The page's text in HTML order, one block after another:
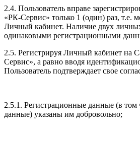
2.4. Пользователь вправе
«РК-Сервис» только 1 (один) раз, т.е.
Личный кабинет. Наличие двух
одинаковыми регистрационными
2.5. Регистрируя Личный кабинет на
Сервис», а равно вводя
Пользователь подтверждает свое
2.5.1. Регистрационные данные (в том
данные) указаны им добровольно;